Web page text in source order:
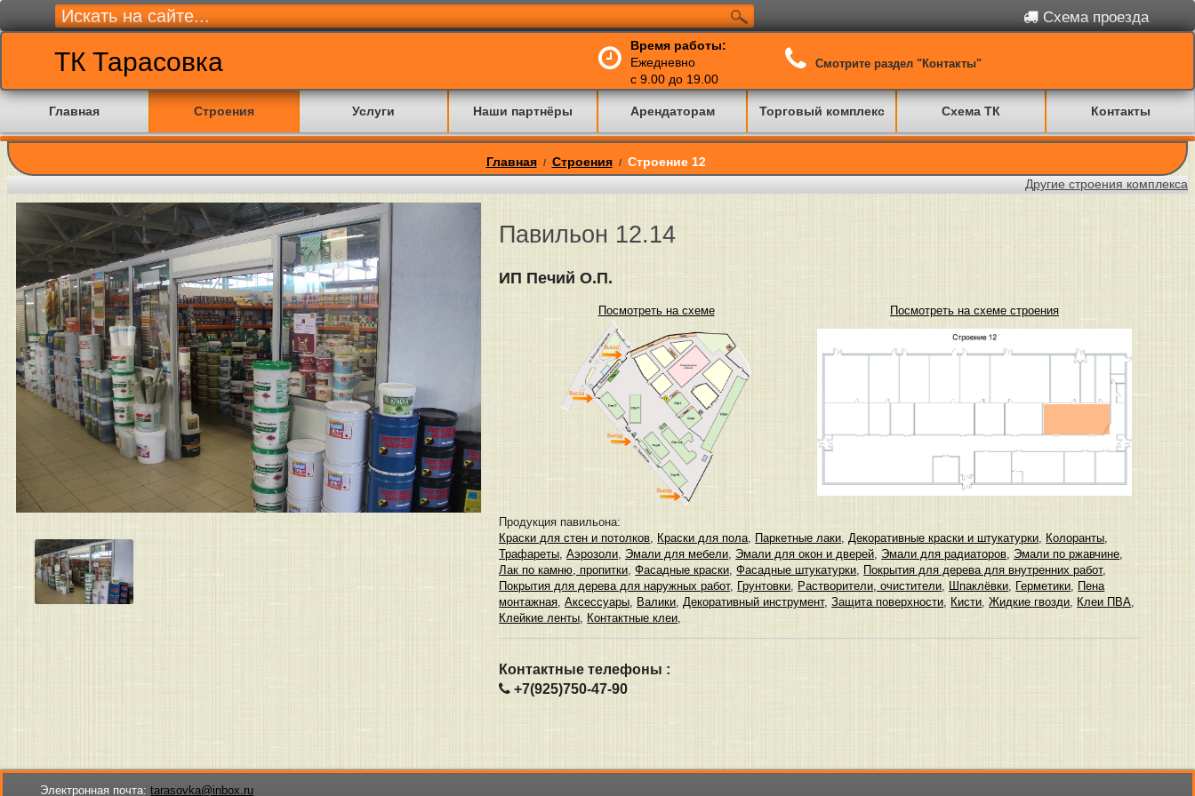
Схема проезда
ТК Тарасовка
Время работы:
Ежедневно
с 9.00 до 19.00
Смотрите раздел "Контакты"
Главная Строения Услуги Наши партнёры Арендаторам Торговый комплекс Схема ТК Контакты
Главная / Строения / Строение 12
Павильон 12.14
ИП Печий О.П.
Посмотреть на схеме Посмотреть на схеме строения
Продукция павильона:
Краски для стен и потолков, Краски для пола, Паркетные лаки,Декоративные краски и штукатурки, Колоранты,
Трафареты,Аэрозоли, Эмали для мебели, Эмали для окон и дверей, Эмали для радиаторов, Эмали по ржавчине,
Лак по камню, пропитки,Фасадные краски,Фасадные штукатурки, Покрытия для дерева для внутренних работ,
Покрытия для дерева для наружных работ, Грунтовки, Растворители, очистители, Шпаклёвки, Герметики, Пена
монтажная,Аксессуары, Валики,Декоративный инструмент,Защита поверхности, Кисти,Жидкие гвозди, Клеи ПВА,
Клейкие ленты, Контактные клеи,
Контактные телефоны :
+7(925)750-47-90
Другие строения комплекса
Электронная почта: tarasovka@inbox.ru